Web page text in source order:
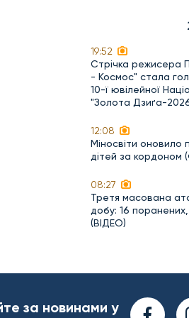
19:52
Стрічка режисера
- Космос" стала
10-ї ювілейної
"Золота Дзиґа-
12:08
Міносвіти оновило
дітей за
08:27
Третя масована
добу: 16
(ВІДЕО)
за новинами у